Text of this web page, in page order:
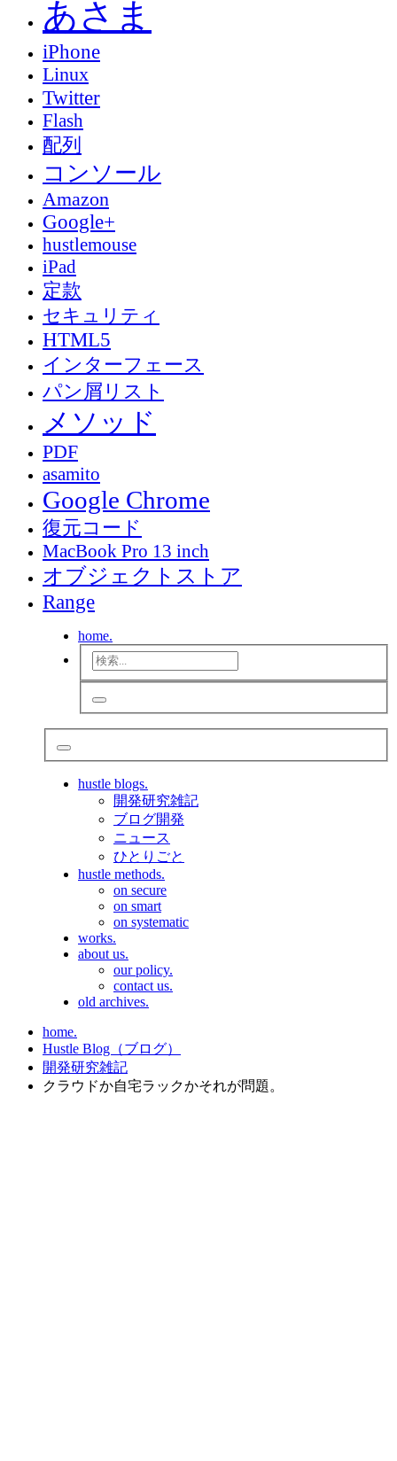
あさま
iPhone
Linux
Twitter
Flash
配列
コンソール
Amazon
Google+
hustlemouse
iPad
定款
セキュリティ
HTML5
インターフェース
パン屑リスト
メソッド
PDF
asamito
Google Chrome
復元コード
MacBook Pro 13 inch
オブジェクトストア
Range
home.
hustle blogs.
開発研究雑記
ブログ開発
ニュース
ひとりごと
hustle methods.
on secure
on smart
on systematic
works.
about us.
our policy.
contact us.
old archives.
home.
Hustle Blog（ブログ）
開発研究雑記
クラウドか自宅ラックかそれが問題。